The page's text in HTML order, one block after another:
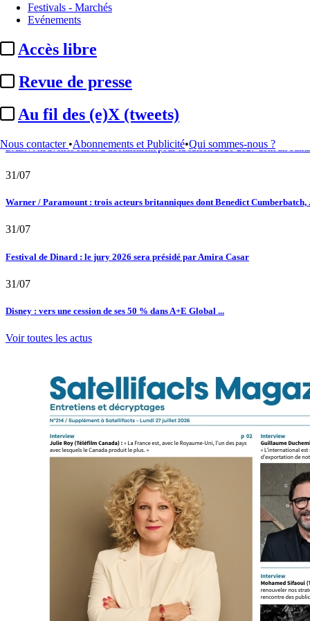
Festivals - Marchés
Evénements
Accès libre
Revue de presse
Au fil des (e)X (tweets)
Nous contacter •Abonnements et Publicité•Qui sommes-nous ?
02/08
Satellifacts : pause d'été
"L'Odyssée" : à Montpellier, le seul cinéma de France à ...
01/08
DAZN : nouvelles offres d’abonnement pour la saison 2026-2027 dont un
31/07
Warner / Paramount : trois acteurs britanniques dont Benedict Cumberbatch,
31/07
Festival de Dinard : le jury 2026 sera présidé par Amira Casar
31/07
Disney : vers une cession de ses 50 % dans A+E Global ...
Voir toutes les actus